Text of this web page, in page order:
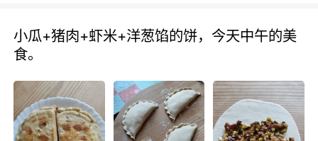
小瓜+猪肉+虾米+洋葱馅的饼，今天中午的美
食。